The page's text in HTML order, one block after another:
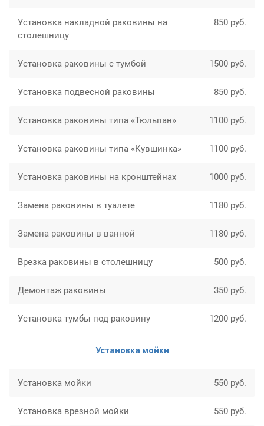
Установка накладной раковины на
столешницу
850 руб.
Установка раковины с тумбой 1500 руб.
Установка подвесной раковины 850 руб.
Установка раковины типа «Тюльпан» 1100 руб.
Установка раковины типа «Кувшинка» 1100 руб.
Установка раковины на кронштейнах 1000 руб.
Замена раковины в туалете 1180 руб.
Замена раковины в ванной 1180 руб.
Врезка раковины в столешницу 500 руб.
Демонтаж раковины 350 руб.
Установка тумбы под раковину 1200 руб.
Установка мойки
Установка мойки 550 руб.
Установка врезной мойки 550 руб.